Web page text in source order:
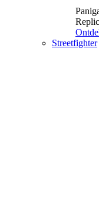
Streetfighter